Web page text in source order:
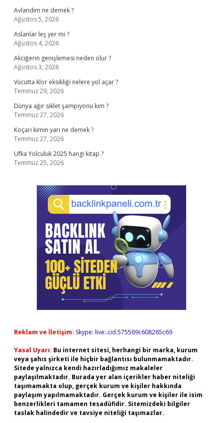
Avlandım ne demek ?
Ağustos 5, 2026
Aslanlar leş yer mi ?
Ağustos 4, 2026
Akciğerin genişlemesi neden olur ?
Ağustos 3, 2026
Vücutta klor eksikliği nelere yol açar ?
Temmuz 29, 2026
Dünya ağır sıklet şampiyonu kim ?
Temmuz 27, 2026
Koçari kimin yarı ne demek ?
Temmuz 27, 2026
Ufka Yolculuk 2025 hangi kitap ?
Temmuz 25, 2026
Reklam ve İletişim: Skype: live:.cid.575569c608265c69
Yasal Uyarı: Bu internet sitesi, herhangi bir marka, kurum
veya şahıs şirketi ile hiçbir bağlantısı bulunmamaktadır.
Sitede yalnızca kendi hazırladığımız makaleler
paylaşılmaktadır. Burada yer alan içerikler haber niteliği
taşımamakta olup, gerçek kurum ve kişiler hakkında
paylaşım yapılmamaktadır. Gerçek kurum ve kişiler ile isim
benzerlikleri tamamen tesadüfidir. Sitemizdeki bilgiler
taslak halindedir ve tavsiye niteliği taşımazlar.